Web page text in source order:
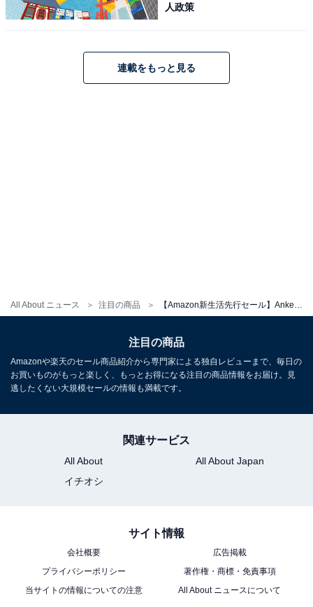
All About ニュース 注目の商品
Anker Prime Charging Station(240W,8-in-1)
Amazonで見る
Anker「Prime Charger (160W, 3 Ports) 」
Anker Prime Charger (160W, 3 Ports) シルバー
Amazonで見る
人政策
連載をもっと見る
注目の商品
Amazonや楽天のセール商品紹介から専門家による独自レビューまで、毎日の
お買いものがもっと楽しく、もっとお得になる注目の商品情報をお届け。見
逃したくない大規模セールの情報も満載です。
関連サービス
All About
All About Japan
イチオシ
サイト情報
会社概要
広告掲載
プライバシーポリシー
著作権・商標・免責事項
当サイトの情報についての注意
All About ニュースについて